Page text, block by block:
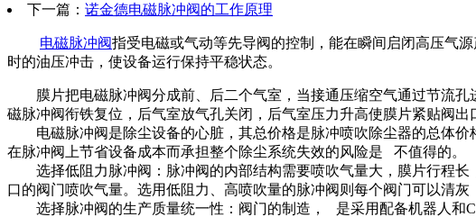
下一篇： 诺金德电磁脉冲阀的工作原理
电磁脉冲阀指受电磁或气动等先导阀的控制，能在瞬间启闭高压气
时的油压冲击，使设备运行保持平稳状态。
膜片把电磁脉冲阀分成前、后二个气室，当接通压缩空气通过节流孔
磁脉冲阀衔铁复位，后气室放气孔关闭，后气室压力升高使膜片紧贴阀出
电磁脉冲阀是除尘设备的心脏，其总价格是脉冲喷吹除尘器的总体价
在脉冲阀上节省设备成本而承担整个除尘系统失效的风险是 不值得的。
选择低阻力脉冲阀：脉冲阀的内部结构需要喷吹气量大，膜片行程长
口的阀门喷吹气量。选用低阻力、高喷吹量的脉冲阀则每个阀门可以清
选择脉冲阀的生产质量统一性：阀门的制造， 是采用配备机器人和